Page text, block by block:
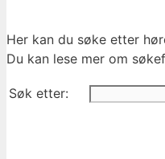
Her kan du søke etter
Du kan lese mer om
Søk etter: